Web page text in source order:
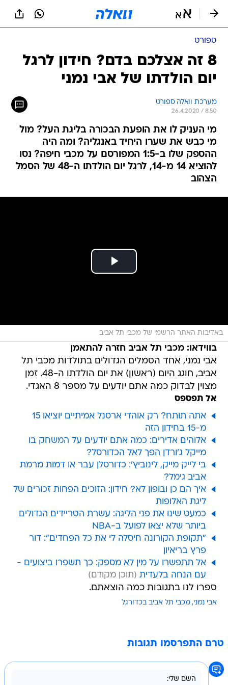
ספורט
8 זה אצלכם בדם? חידון לרגל
יום הולדתו של אבי נמני
מערכת וואלה ספורט
26.4.2020 / 8:50
מי העניק לו את הופעת הבכורה בליגת העל? מול
מי כבש את שערו היחיד באנגליה? ומה היה
ההספק שלו ב-1:5 המפורסם על מכבי חיפה? נסו
להוציא 14 מ-14, לרגל יום הולדתו ה-48 של הסמל
הצהוב
באדיבות האתר הרשמי של מכבי תל אביב
בווידאו: מכבי תל אביב חזרה להתאמן
אבי נמני, אחד הסמלים הגדולים בתולדות מכבי תל
אביב, חוגג היום (ראשון) את יום הולדתו ה-48. זמן
מצוין לבדוק כמה אתם יודעים על מספר 8 האגדי.
אל תפספס
אתה תותח? רק אוהדי ארסנל אמיתיים יוציאו 15
מ-15 בחידון הזה
אלוהים אדירים: כמה אתם יודעים על המשחק בו
מייקל ג'ורדן הפך לאל הכדורסל?
בי לייק מייק, לינוביץ': כדורסלן עבר או דמות מרמת
אביב גימל?
איך הם כן ובופון לא? חידון: הזוכים הפחות זכורים של
ליגת האלופות
כמעט שינו את פני הליגה: עשרת הטריידים הגדולים
ביותר שלא יצאו לפועל ב-NBA
"תקופת הקורונה חיסלה לי את כל הפחדים": דור
פרץ בריאיון
אל תתפשרו על מין לא מספק: כך תשפרו ביצועים -
עם הנחה בלעדית
ספרו לנו בתגובות כמה הוצאתם.
אבי נמני מכבי תל אביב בכדורגל
טרם התפרסמו תגובות